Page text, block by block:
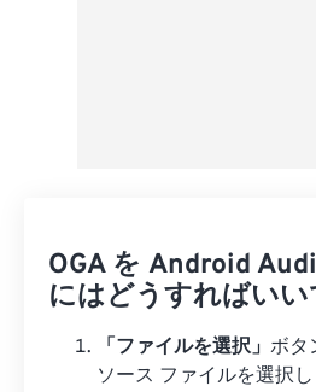
OGA を Android
にはどうすればいい
「ファイルを選択」 ボタ
ソース ファイルを選択し